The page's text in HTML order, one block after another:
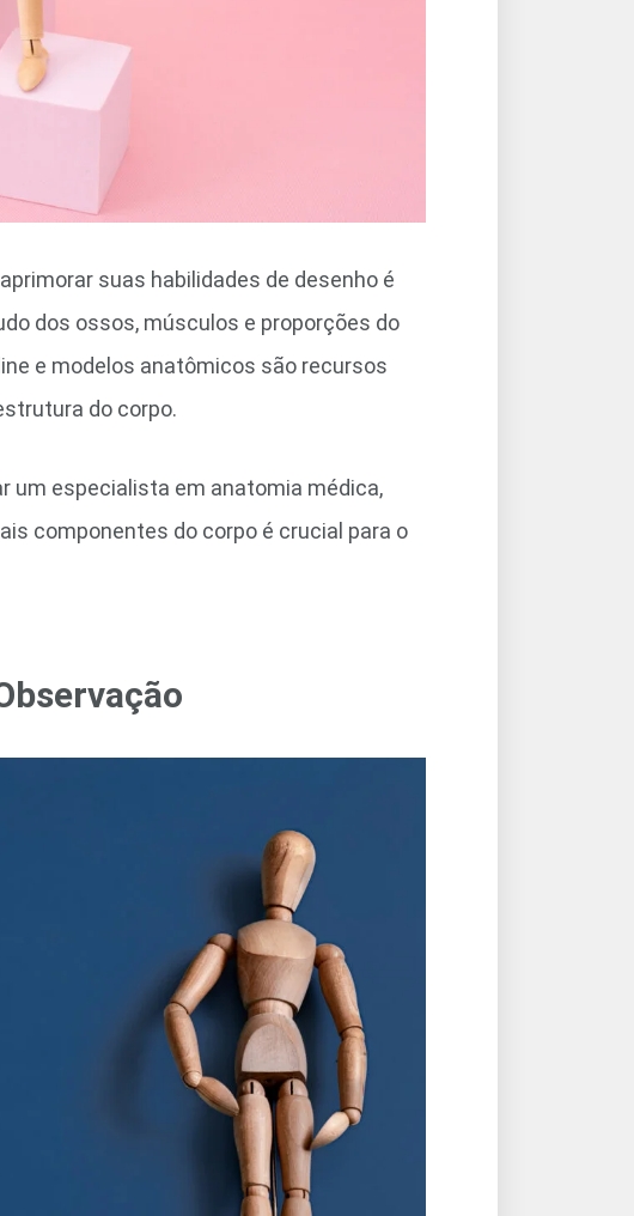
suas habilidades de desenho é
dos ossos, músculos e proporções do
e modelos anatômicos são recursos
do corpo.
um especialista em anatomia médica,
componentes do corpo é crucial para o